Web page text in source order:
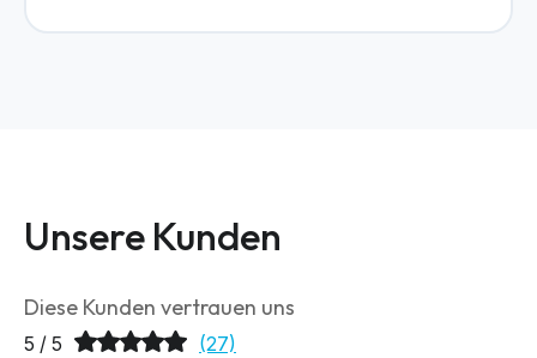
Unsere Kunden
Diese Kunden vertrauen uns
5 / 5 (27)